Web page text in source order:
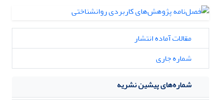
مقالات آماده انتشار
شماره جاری
شماره‌های پیشین نشریه